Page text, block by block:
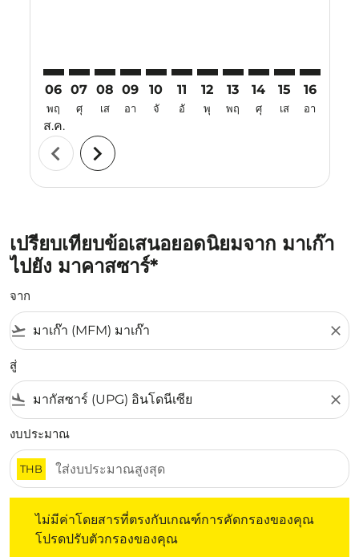
06
พฤ
ส.ค.
07
ศุ
08
เส
09
อา
10
จั
11
อั
12
พุ
13
พฤ
14
ศุ
15
เส
16
อา
chevron_left chevron_right
เปรียบเทียบข้อเสนอยอดนิยมจาก มาเก๊า
ไปยัง มาคาสซาร์*
จาก
flight_takeoff close
สู่
flight_land close
งบประมาณ
THB
ไม่มีค่าโดยสารที่ตรงกับเกณฑ์การคัดกรองของคุณ
โปรดปรับตัวกรองของคุณ